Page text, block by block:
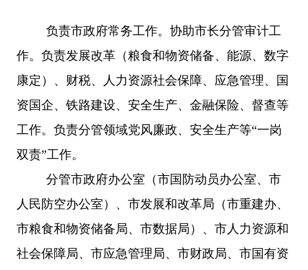
负责市政府常务工作。协助市长分管审计工
作。负责发展改革（粮食和物资储备、能源、数字
康定）、财税、人力资源社会保障、应急管理、国
资国企、铁路建设、安全生产、金融保险、督查等
工作。负责分管领域党风廉政、安全生产等“一岗
双责”工作。
分管市政府办公室（市国防动员办公室、市
人民防空办公室）、市发展和改革局（市重建办、
市粮食和物资储备局、市数据局）、市人力资源和
社会保障局、市应急管理局、市财政局、市国有资